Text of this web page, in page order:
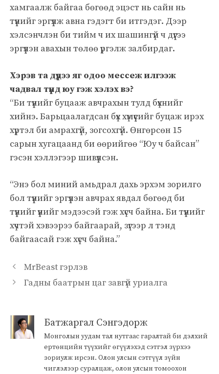
хамгаалж байгаа бөгөөд эцэст нь сайн нь
түүнийг эргүүлж авна гэдэгт би итгэдэг. Дээр
хэлсэнчлэн би тийм ч их шашингүй ч дүүгээ
эргүүлэн авахын төлөө үргэлж залбирдаг.
Хэрэв та дүүдээ яг одоо мессеж илгээж
чадвал түүнд юу гэж хэлэх вэ?
“Би түүнийг буцааж авчрахын тулд бүхнийг
хийнэ. Барьцаалагдсан бүх хүмүүсийг буцаж ирэх
хүртэл би амрахгүй, зогсохгүй. Өнгөрсөн 15
сарын хугацаанд би өөрийгөө “Юу ч байсан”
гэсэн хэллэгээр шивүүлсэн.
“Энэ бол миний амьдрал дахь эрхэм зорилго
бол түүнийг эргүүлэн авчрах явдал бөгөөд би
түүнийг үүнийг мэдээсэй гэж хүсч байна. Би түүнийг
хүчтэй хэвээрээ байгаарай, зүгээр л тэнд
байгаасай гэж хүсч байна.”
MrBeast гэрлэв
Гадны баатрын цаг завгүй уриалга
Батжаргал Сэнгэдорж
Монголын уудам тал нутгаас гаралтай би дэлхий
ертөнцийн түүхийг өгүүлэхэд сэтгэл зүрхээ
зориулж ирсэн. Олон улсын сэтгүүл зүйн
чиглэлээр суралцаж, олон улсын томоохон